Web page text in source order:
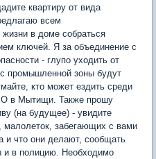
квартиру от вида
всем
в доме собраться
ключей. Я за объединение с
- глупо уходить от
промышленной зоны будут
кто может ездить среди
в Мытищи. Также прошу
(на будущее) - увидите
малолеток, забегающих с вами
и что они делают, сообщать
и в полицию. Необходимо